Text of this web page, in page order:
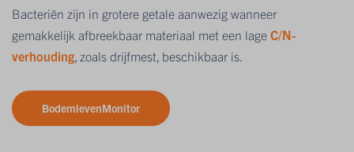
Bacteriën zijn in grotere getale aanwezig wanneer
gemakkelijk afbreekbaar materiaal met een lage C/N-
verhouding , zoals drijfmest, beschikbaar is.
BodemlevenMonitor